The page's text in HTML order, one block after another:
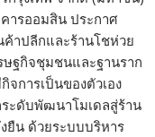
ารออมสิน ประกาศ
ค้าปลีกและร้านโชห่วย
ษฐกิจชุมชนและฐานราก
การเป็นของตัวเอง
ะดับพัฒนาโมเดลสู่ร้าน
ยืน ด้วยระบบบริหาร